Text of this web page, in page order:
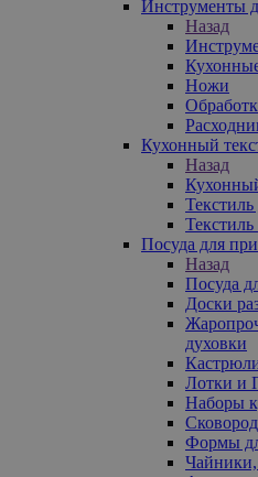
Инструменты
Назад
Ножи
Кухонный
Назад
Посуда для
Назад
Посуда
Доски
духовки
Лотки и
Наборы
Формы